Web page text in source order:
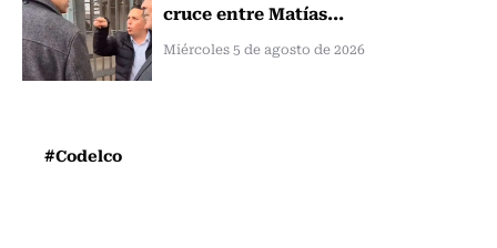
cruce entre Matías...
Miércoles 5 de agosto de 2026
#Codelco